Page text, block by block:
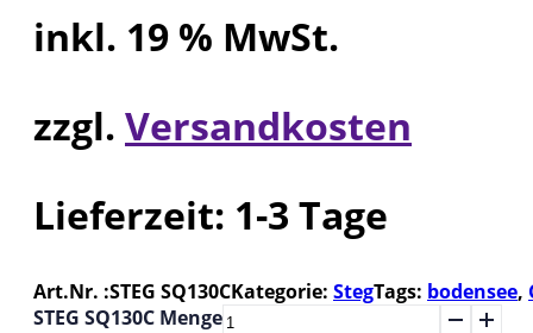
inkl. 19 % MwSt.
zzgl. Versandkosten
Lieferzeit: 1-3 Tage
Art.Nr. :STEG SQ130CKategorie: StegTags: bodensee,
STEG SQ130C Menge